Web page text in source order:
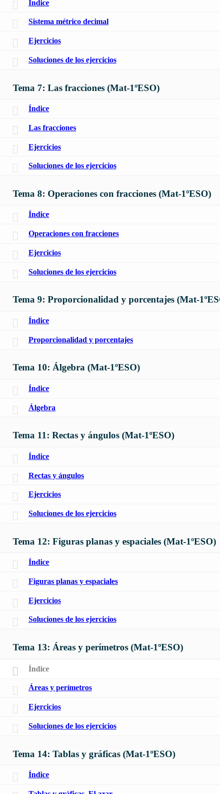
Índice
Sistema métrico decimal
Ejercicios
Soluciones de los ejercicios
Tema 7: Las fracciones (Mat-1ºESO)
Índice
Las fracciones
Ejercicios
Soluciones de los ejercicios
Tema 8: Operaciones con fracciones (Mat-1ºESO)
Índice
Operaciones con fracciones
Ejercicios
Soluciones de los ejercicios
Tema 9: Proporcionalidad y porcentajes (Mat-
Índice
Proporcionalidad y porcentajes
Tema 10: Álgebra (Mat-1ºESO)
Índice
Álgebra
Tema 11: Rectas y ángulos (Mat-1ºESO)
Índice
Rectas y ángulos
Ejercicios
Soluciones de los ejercicios
Tema 12: Figuras planas y espaciales (Mat-1ºESO)
Índice
Figuras planas y espaciales
Ejercicios
Soluciones de los ejercicios
Tema 13: Áreas y perímetros (Mat-1ºESO)
Índice
Áreas y perímetros
Ejercicios
Soluciones de los ejercicios
Tema 14: Tablas y gráficas (Mat-1ºESO)
Índice